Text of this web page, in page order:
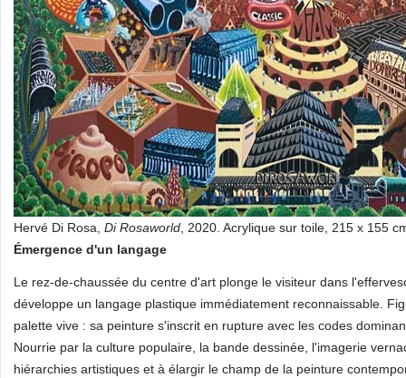
Hervé Di Rosa, Di Rosaworld , 2020. Acrylique sur toile, 215 x 155
Émergence d'un langage
Le rez-de-chaussée du centre d'art plonge le visiteur dans
développe un langage plastique immédiatement reconnaissable.
palette vive : sa peinture s'inscrit en rupture avec les codes
Nourrie par la culture populaire, la bande dessinée, l'imagerie
hiérarchies artistiques et à élargir le champ de la peinture